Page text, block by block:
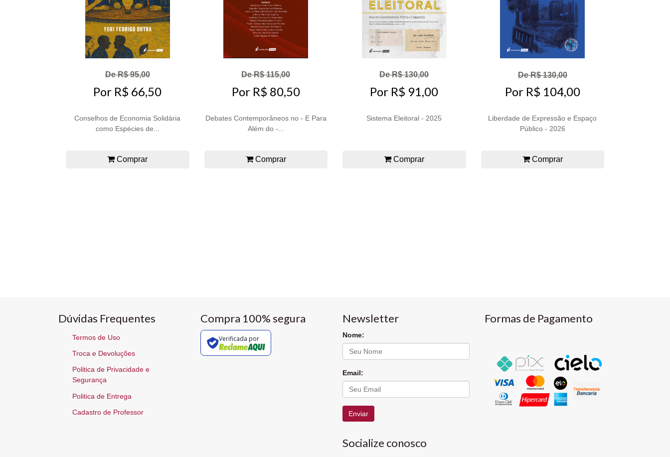
De R$ 95,00
Por R$ 66,50
Conselhos de Economia Solidária
como Espécies de...
Comprar
De R$ 115,00
Por R$ 80,50
Debates Contemporâneos no - E Para
Além do -...
Comprar
De R$ 130,00
Por R$ 91,00
Sistema Eleitoral - 2025
Comprar
De R$ 130,00
Por R$ 104,00
Liberdade de Expressão e Espaço
Público - 2026
Comprar
Dúvidas Frequentes
Termos de Uso
Troca e Devoluções
Politica de Privacidade e
Segurança
Politica de Entrega
Cadastro de Professor
Compra 100% segura
Verificada por
Newsletter
Nome:
Email:
Enviar
Socialize conosco
Formas de Pagamento